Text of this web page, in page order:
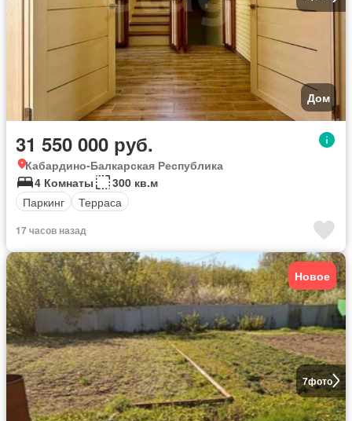
Дом
31 550 000 руб.
Кабардино-Балкарская Республика
4 Комнаты
300 кв.м
Паркинг
Терраса
17 часов назад
7фото
Новое